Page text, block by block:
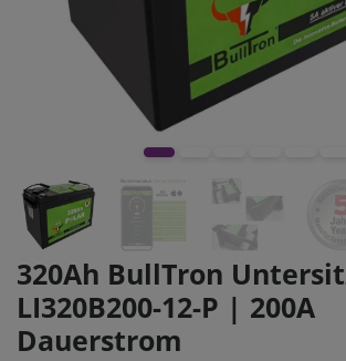
320Ah BullTron
LI320B200-12-P | 200A
Dauerstrom